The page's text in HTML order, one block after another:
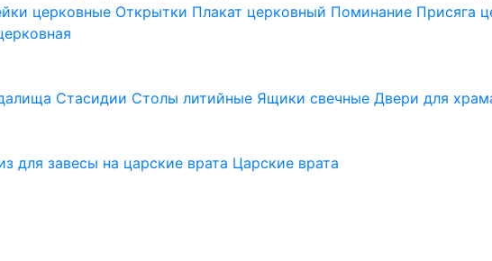
церковные Открытки Плакат церковный Поминание Присяга
Стасидии Столы литийные Ящики свечныеДвери для
для завесы на царские врата Царские врата